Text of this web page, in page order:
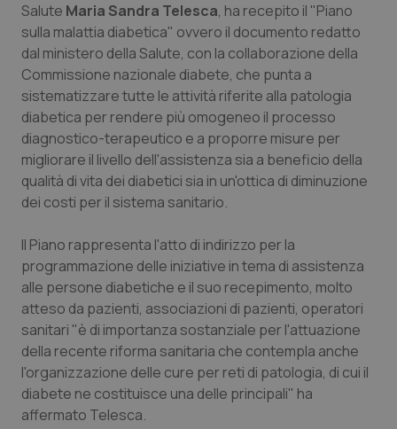
Basilicata
Calabria
Campania
Emilia-Romagna
Friuli Venezia Giulia
Lazio
Liguria
Lombardia
Marche
Artrite & artrosi
Asma & BPCO
Car-T
Colesterolo & coronaropatie
Dermatite Atopica
Diabete & glucometri
Disturbi dell’umore
Dolore
Donna & Salute
QS Club Newsletter
Salute Maria Sandra Telesca, ha recepito il "Piano
sulla malattia diabetica" ovvero il documento redatto
dal ministero della Salute, con la collaborazione della
Commissione nazionale diabete, che punta a
sistematizzare tutte le attività riferite alla patologia
diabetica per rendere più omogeneo il processo
diagnostico-terapeutico e a proporre misure per
migliorare il livello dell'assistenza sia a beneficio della
qualità di vita dei diabetici sia in un'ottica di diminuzione
dei costi per il sistema sanitario.
Il Piano rappresenta l'atto di indirizzo per la
programmazione delle iniziative in tema di assistenza
alle persone diabetiche e il suo recepimento, molto
atteso da pazienti, associazioni di pazienti, operatori
sanitari "è di importanza sostanziale per l'attuazione
della recente riforma sanitaria che contempla anche
l'organizzazione delle cure per reti di patologia, di cui il
diabete ne costituisce una delle principali" ha
affermato Telesca.